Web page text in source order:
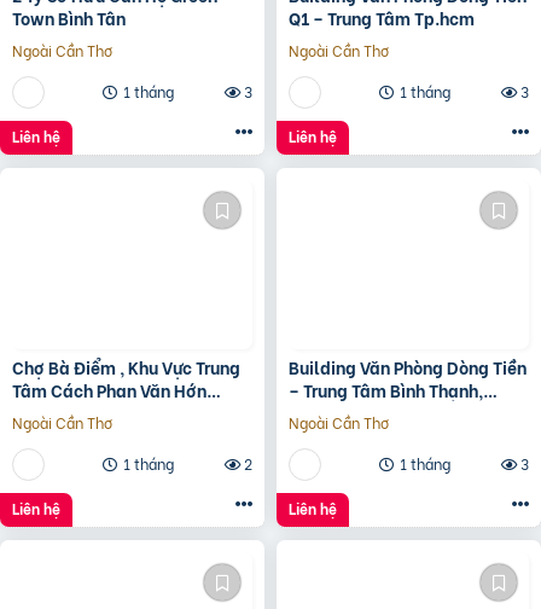
Town Bình Tân
Ngoài Cần Thơ
1 tháng
3
Liên hệ
Q1 – Trung Tâm Tp.hcm
Ngoài Cần Thơ
1 tháng
3
Liên hệ
Chợ Bà Điểm , Khu Vực Trung
Tâm Cách Phan Văn Hớn
100m
Ngoài Cần Thơ
1 tháng
2
Liên hệ
Building Văn Phòng Dòng Tiền
– Trung Tâm Bình Thạnh,
Tp.hcm Chỉ 100Tr/M2 Đất
Ngoài Cần Thơ
1 tháng
3
Liên hệ